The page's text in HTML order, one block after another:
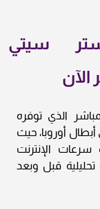
سيتي
الآن
الذي توفره
أوروبا، حيث
سرعات الإنترنت
تحليلية قبل وبعد